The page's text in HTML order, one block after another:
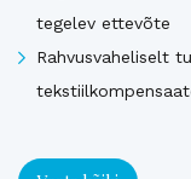
tegelev ettevõte
Rahvusvaheliselt